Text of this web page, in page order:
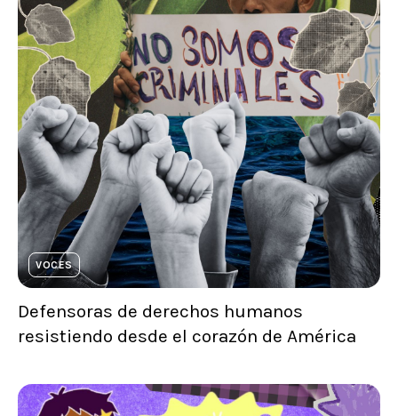
VOCES
Defensoras de derechos humanos
resistiendo desde el corazón de América